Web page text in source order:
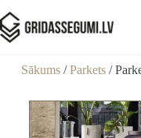
Sākums/Parkets/